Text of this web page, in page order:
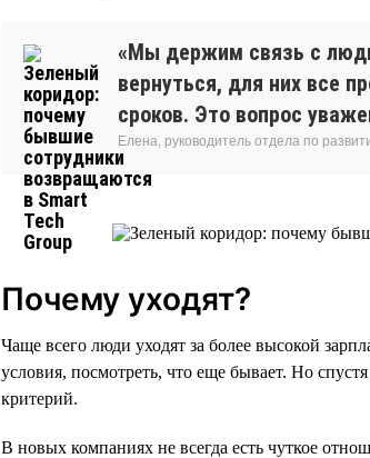
«Мы держим связь с
вернуться, для них все
сроков. Это вопрос
Елена, руководитель отдела по
Почему уходят?
Чаще всего люди уходят за более высокой
условия, посмотреть, что еще бывает. Но
критерий.
В новых компаниях не всегда есть чуткое